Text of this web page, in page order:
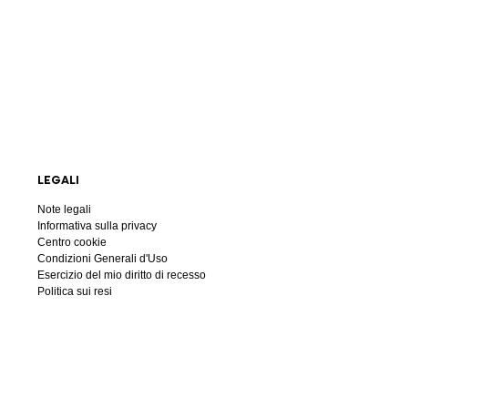
LEGALI
Note legali
Informativa sulla privacy
Centro cookie
Condizioni Generali d'Uso
Esercizio del mio diritto di recesso
Politica sui resi